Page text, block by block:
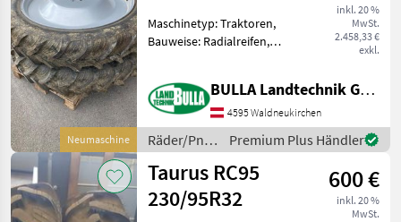
Neumaschine
IH / New Holland
inkl. 20 %
MwSt.
2.458,33 €
exkl.
Maschinetyp: Traktoren,
Bauweise: Radialreifen,
Pflegeräder, Felgen
Pflegeräder Taurus +
Dimension 270/95 R42 +
Fixfelge + pass
BULLA Landtechnik GmbH
4595 Waldneukirchen
Räder/Pneu/Felgen
/ Taurus
Premium Plus Händler
Taurus RC95
230/95R32
600 €
inkl. 20 %
MwSt.